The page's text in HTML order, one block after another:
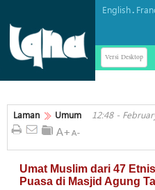
English.
Versi Desktop
Laman Umum 12:48 -
Umat ​​Muslim dari 47
Puasa di Masjid Agung